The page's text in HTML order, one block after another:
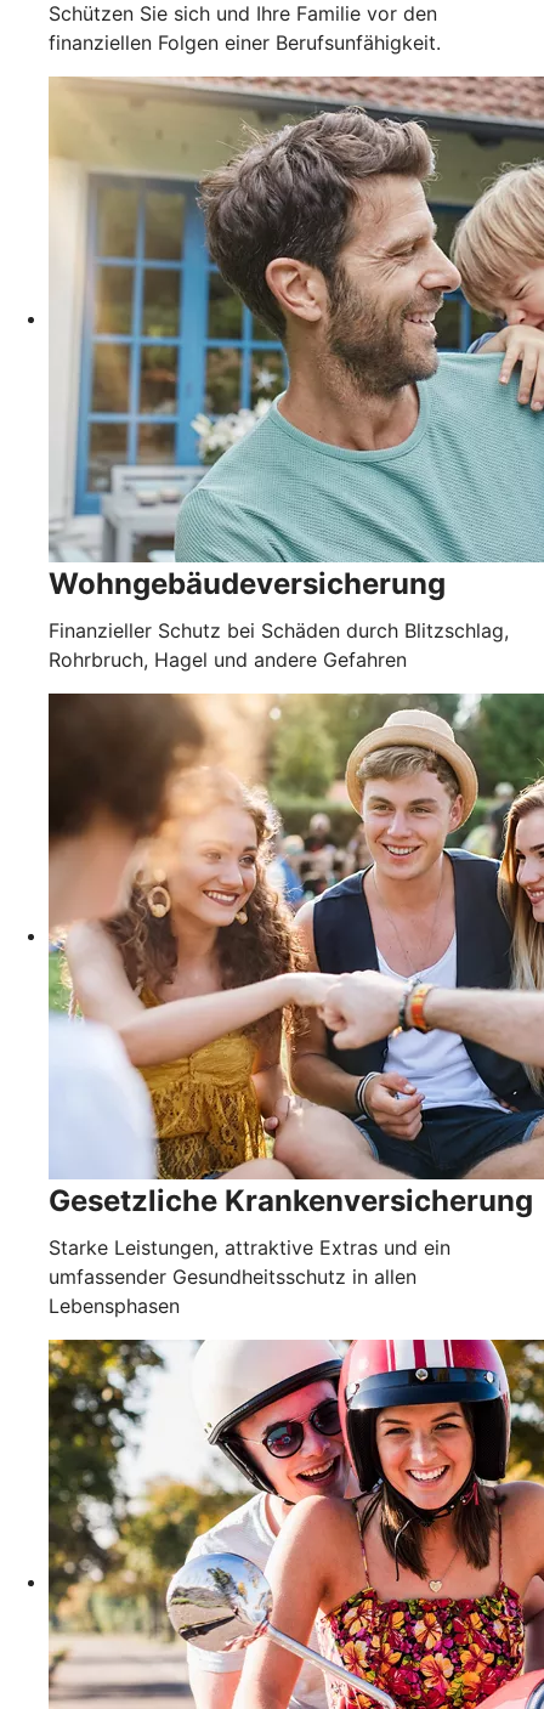
Schützen Sie sich und Ihre Familie vor den
finanziellen Folgen einer Berufsunfähigkeit.
Wohngebäudever­sicherung
Finanzieller Schutz bei Schäden durch Blitzschlag,
Rohrbruch, Hagel und andere Gefahren
Gesetzliche Krankenver­sicherung
Starke Leistungen, attraktive Extras und ein
umfassender Gesundheitsschutz in allen
Lebensphasen